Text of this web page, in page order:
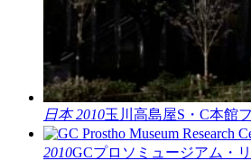
日本 2010玉川高島屋S・C本館
2010GCプロソミュージアム・